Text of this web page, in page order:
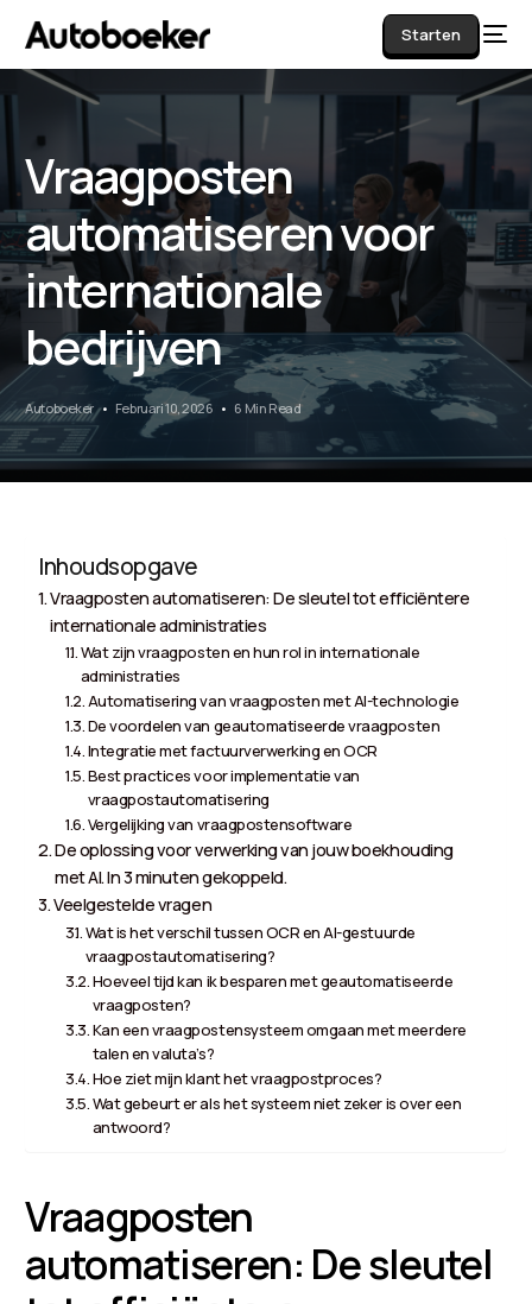
Starten
Vraagposten
automatiseren voor
internationale
bedrijven
Autoboeker Februari 10, 2026 6 Min Read
Inhoudsopgave
Vraagposten automatiseren: De sleutel tot efficiëntere
internationale administraties
Wat zijn vraagposten en hun rol in internationale
administraties
Automatisering van vraagposten met AI-technologie
De voordelen van geautomatiseerde vraagposten
Integratie met factuurverwerking en OCR
Best practices voor implementatie van
vraagpostautomatisering
Vergelijking van vraagpostensoftware
De oplossing voor verwerking van jouw boekhouding
met AI. In 3 minuten gekoppeld.
Veelgestelde vragen
Wat is het verschil tussen OCR en AI-gestuurde
vraagpostautomatisering?
Hoeveel tijd kan ik besparen met geautomatiseerde
vraagposten?
Kan een vraagpostensysteem omgaan met meerdere
talen en valuta’s?
Hoe ziet mijn klant het vraagpostproces?
Wat gebeurt er als het systeem niet zeker is over een
antwoord?
Vraagposten
automatiseren: De sleutel